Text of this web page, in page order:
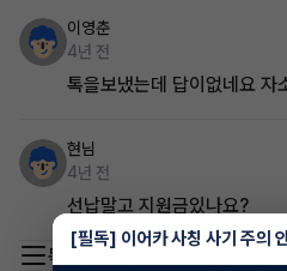
이영춘
4년 전
톡을보냈는데 답이없네요 자
현님
4년 전
선납말고 지원금있나요?
목록 이동
[필독] 이어카 사칭 사기 주의